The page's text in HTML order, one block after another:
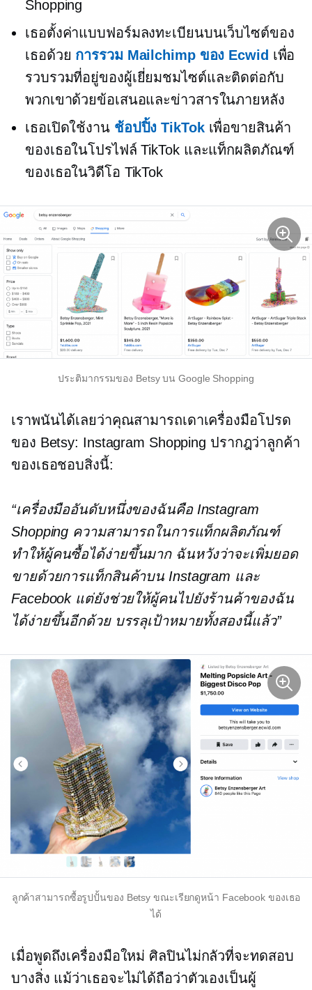
Shopping
เธอตั้งค่าแบบฟอร์มลงทะเบียนบนเว็บไซต์ของ
เธอด้วย การรวม Mailchimp ของ Ecwid เพื่อ
รวบรวมที่อยู่ของผู้เยี่ยมชมไซต์และติดต่อกับ
พวกเขาด้วยข้อเสนอและข่าวสารในภายหลัง
เธอเปิดใช้งาน ช้อปปิ้ง TikTokเพื่อขายสินค้า
ของเธอในโปรไฟล์ TikTok และแท็กผลิตภัณฑ์
ของเธอในวิดีโอ TikTok
ประติมากรรมของ Betsy บน Google Shopping
เราพนันได้เลยว่าคุณสามารถเดาเครื่องมือโปรด
ของ Betsy: Instagram Shopping ปรากฎว่าลูกค้า
ของเธอชอบสิ่งนี้:
“เครื่องมืออันดับหนึ่งของฉันคือ Instagram
Shopping ความสามารถในการแท็กผลิตภัณฑ์
ทำให้ผู้คนซื้อได้ง่ายขึ้นมาก ฉันหวังว่าจะเพิ่มยอด
ขายด้วยการแท็กสินค้าบน Instagram และ
Facebook แต่ยังช่วยให้ผู้คนไปยังร้านค้าของฉัน
ได้ง่ายขึ้นอีกด้วย บรรลุเป้าหมายทั้งสองนี้แล้ว”
ลูกค้าสามารถซื้อรูปปั้นของ Betsy ขณะเรียกดูหน้า Facebook ของเธอ
ได้
เมื่อพูดถึงเครื่องมือใหม่ ศิลปินไม่กลัวที่จะทดสอบ
บางสิ่ง แม้ว่าเธอจะไม่ได้ถือว่าตัวเองเป็นผู้